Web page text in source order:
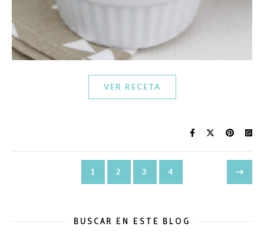
VER RECETA
1 2 3 4
BUSCAR EN ESTE BLOG